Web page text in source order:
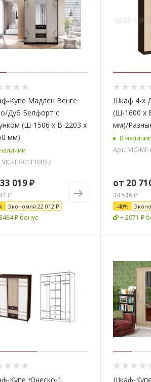
Купе Мадлен Венге
Дуб Белфорт с
(Ш-1506 х В-2203 х
мм)
VIG-TR-01T10053
33 019 ₽
₽
Экономия22 012 ₽
₽ бонус
Шкаф 4-х
(Ш-1600 х
мм)/
В наличии
Арт.: VIG-
от 20
34 516 ₽
-40%
+ 2071 ₽
Купе Юнеско-1
Шкаф-